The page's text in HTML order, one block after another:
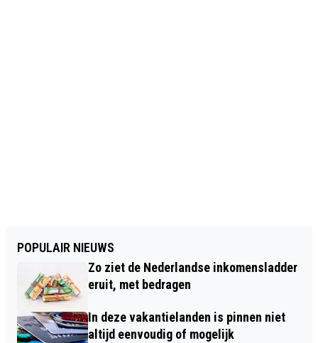
POPULAIR NIEUWS
Zo ziet de Nederlandse inkomensladder
eruit, met bedragen
In deze vakantielanden is pinnen niet
altijd eenvoudig of mogelijk